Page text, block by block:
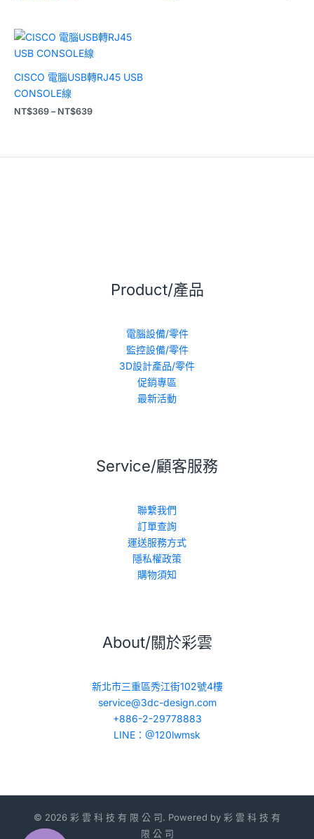
CISCO 電腦USB轉RJ45 USB
CONSOLE線
NT$369 – NT$639
價
格
範
NT$369
Product/產品
電腦設備/零件
監控設備/零件
3D設計產品/零件
促銷專區
最新活動
Service/顧客服務
聯繫我們
訂單查詢
運送服務方式
隱私權政策
購物須知
About/關於彩雲
新北市三重區秀江街102號4樓
service@3dc-design.com
+886-2-29778883
LINE：@120lwmsk
© 2026 彩 雲 科 技 有 限 公 司. Powered by 彩 雲 科 技 有
限 公 司